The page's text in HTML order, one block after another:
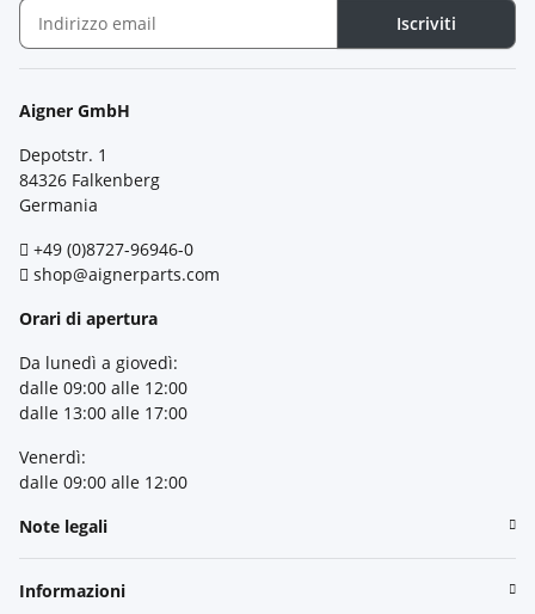
Iscriviti
Aigner GmbH
Depotstr. 1
84326 Falkenberg
Germania
+49 (0)8727-96946-0
shop@aignerparts.com
Orari di apertura
Da lunedì a giovedì:
dalle 09:00 alle 12:00
dalle 13:00 alle 17:00
Venerdì:
dalle 09:00 alle 12:00
Note legali
Informazioni